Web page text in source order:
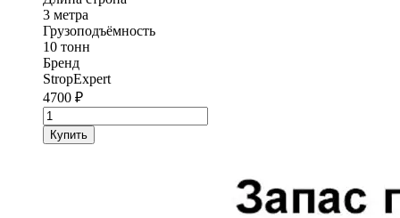
3 метра
Грузоподъёмность
10 тонн
Бренд
StropExpert
4700 ₽
Количество
товара
Строп
Купить